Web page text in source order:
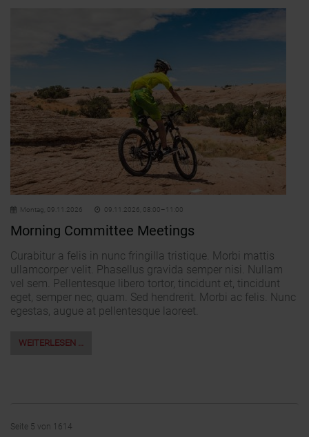
Montag, 09.11.2026 09.11.2026, 08:00–11:00
Morning Committee Meetings
Curabitur a felis in nunc fringilla tristique. Morbi mattis
ullamcorper velit. Phasellus gravida semper nisi. Nullam
vel sem. Pellentesque libero tortor, tincidunt et, tincidunt
eget, semper nec, quam. Sed hendrerit. Morbi ac felis. Nunc
egestas, augue at pellentesque laoreet.
WEITERLESEN …
Seite 5 von 1614